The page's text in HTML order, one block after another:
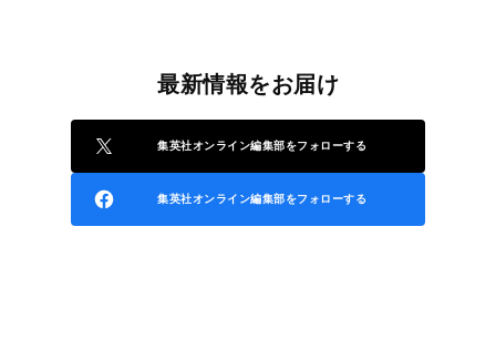
最新情報をお届け
集英社オンライン編集部をフォローする
集英社オンライン編集部をフォローする